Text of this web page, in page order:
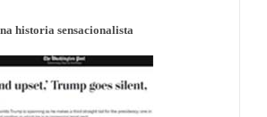
historia sensacionalista